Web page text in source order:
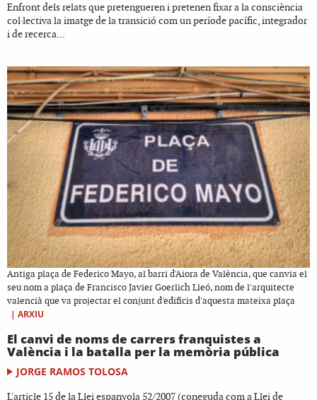
Enfront dels relats que pretengueren i pretenen fixar a la consciència
col·lectiva la imatge de la transició com un període pacífic, integrador
i de recerca...
Antiga plaça de Federico Mayo, al barri d'Aiora de València, que canvia el
seu nom a plaça de Francisco Javier Goerlich Lleó, nom de l'arquitecte
valencià que va projectar el conjunt d'edificis d'aquesta mateixa plaça
| ARXIU
El canvi de noms de carrers franquistes a
València i la batalla per la memòria pública
JORGE RAMOS TOLOSA
L'article 15 de la Llei espanyola 52/2007 (coneguda com a Llei de